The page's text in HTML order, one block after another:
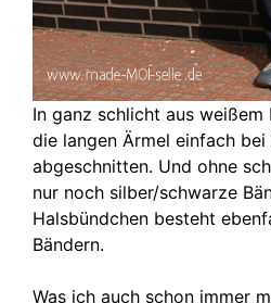
In ganz schlicht aus weißem
die langen Ärmel einfach
abgeschnitten. Und ohne
nur noch silber/schwarze
Halsbündchen besteht
Bändern.
Was ich auch schon immer